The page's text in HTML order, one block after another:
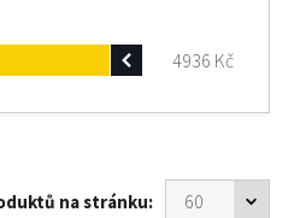
4936 Kč
na stránku: